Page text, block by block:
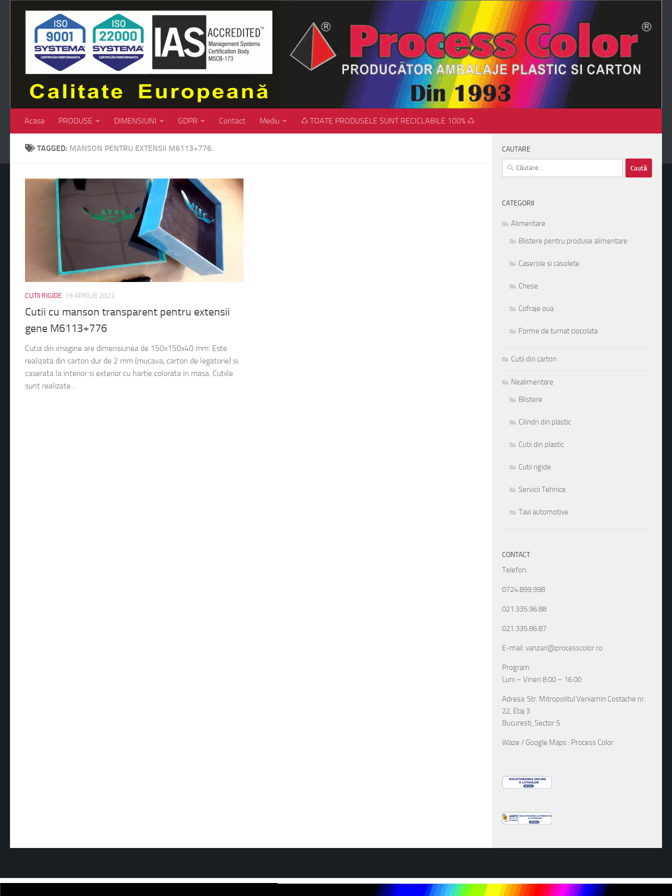
Skip to content
Acasa PRODUSE DIMENSIUNI GDPR Contact Mediu ♺ TOATE PRODUSELE SUNT RECICLABILE 100% ♺
TAGGED: MANSON PENTRU EXTENSII M6113+776.
CUTII RIGIDE 19 APRILIE 2022
Cutii cu manson transparent pentru extensii
gene M6113+776
Cutia din imagine are dimensiunea de 150x150x40 mm. Este
realizata din carton dur de 2 mm (mucava, carton de legatorie) si
caserata la interior si exterior cu hartie colorata in masa. Cutiile
sunt realizate...
CAUTARE
Caută
după:
CATEGORII
Alimentare
Blistere pentru produse alimentare
Caserole si casolete
Chese
Cofraje oua
Forme de turnat ciocolata
Cutii din carton
Nealimentare
Blistere
Cilindri din plastic
Cutii din plastic
Cutii rigide
Servicii Tehnice
Tavi automotive
CONTACT
Telefon:
0724.899.998
021.335.96.88
021.335.86.87
E-mail: vanzari@processcolor.ro
Program:
Luni – Vineri 8:00 – 16:00
Adresa: Str. Mitropolitul Veniamin Costache nr.
22, Etaj 3
Bucuresti, Sector 5
Waze / Google Maps : Process Color